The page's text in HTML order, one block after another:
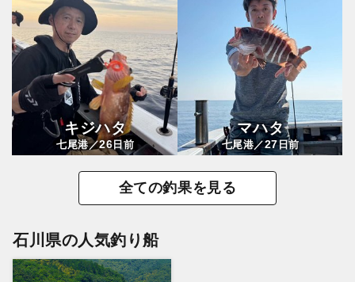
キジハタ
七尾港／26日前
マハタ
七尾港／27日前
全ての釣果を見る
石川県の人気釣り船